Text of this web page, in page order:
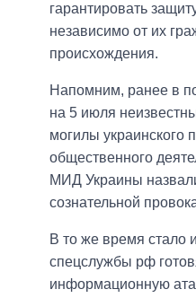
гарантировать
независимо от их
происхождения.
Напомним, ранее в
на 5 июля
могилы украинского
общественного
МИД Украины
сознательной
В то же время стало
спецслужбы рф
информационную